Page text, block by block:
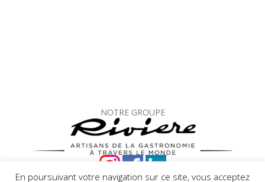
NOTRE GROUPE
En poursuivant votre navigation sur ce site, vous acceptez